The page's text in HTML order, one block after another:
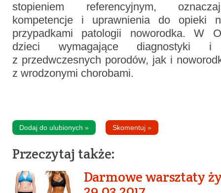
stopieniem referencyjnym,
kompetencje i uprawnienia do opieki
przypadkami patologii noworodka. W
dzieci wymagające diagnostyki
z przedwczesnych porodów, jak i
z wrodzonymi chorobami.
Dodaj do ulubionych » Skomentuj »
Przeczytaj także:
Darmowe warsztaty